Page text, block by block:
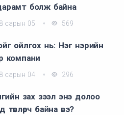
болж байна
сарын 05 569
ойлгох нь: Нэг нэрийн
компани
сарын 04 296
зах зээл энэ долоо
байна вэ?